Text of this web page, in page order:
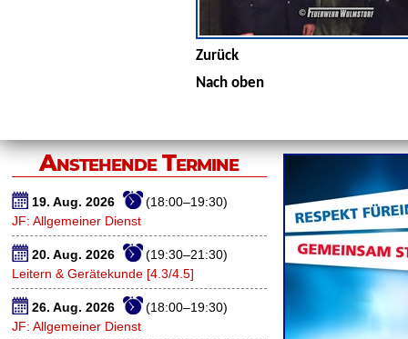
Zurück
Nach oben
Anstehende Termine
19. Aug. 2026
(18:00–19:30)
JF: Allgemeiner Dienst
20. Aug. 2026
(19:30–21:30)
Leitern & Gerätekunde [4.3/4.5]
26. Aug. 2026
(18:00–19:30)
JF: Allgemeiner Dienst